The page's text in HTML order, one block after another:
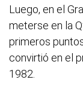
Luego, en el
meterse en la
primeros
convirtió en el
1982.